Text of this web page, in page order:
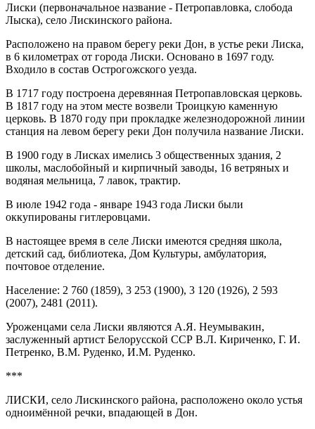
Лиски (первоначальное название - Петропавловка, слобода
Лыска), село Лискинского района.
Расположено на правом берегу реки Дон, в устье реки Лиска,
в 6 километрах от города Лиски. Основано в 1697 году.
Входило в состав Острогожского уезда.
В 1717 году построена деревянная Петропавловская церковь.
В 1817 году на этом месте возвели Троицкую каменную
церковь. В 1870 году при прокладке железнодорожной линии
станция на левом берегу реки Дон получила название Лиски.
В 1900 году в Лисках имелись 3 общественных здания, 2
школы, маслобойный и кирпичный заводы, 16 ветряных и
водяная мельница, 7 лавок, трактир.
В июле 1942 года - январе 1943 года Лиски были
оккупированы гитлеровцами.
В настоящее время в селе Лиски имеются средняя школа,
детский сад, библиотека, Дом Культуры, амбулатория,
почтовое отделение.
Население: 2 760 (1859), 3 253 (1900), 3 120 (1926), 2 593
(2007), 2481 (2011).
Уроженцами села Лиски являются А.Я. Неумывакин,
заслуженный артист Белорусской ССР В.Л. Кириченко, Г. И.
Петренко, В.М. Руденко, И.М. Руденко.
***
ЛИСКИ, село Лискинского района, расположено около устья
одноимённой речки, впадающей в Дон.